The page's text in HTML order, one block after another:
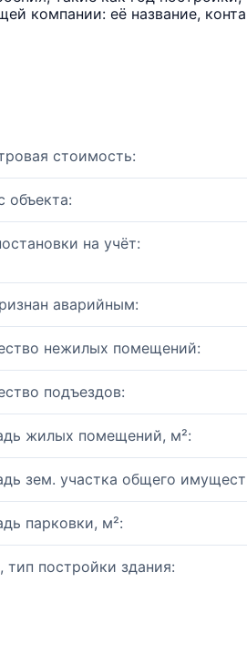
компании: её название,
стоимость:
объекта:
на учёт:
аварийным:
нежилых помещений:
подъездов:
жилых помещений, м²:
зем. участка общего
парковки, м²:
тип постройки здания: